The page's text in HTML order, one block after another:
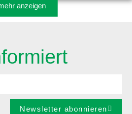
anzeigen
Newsletter abonnieren